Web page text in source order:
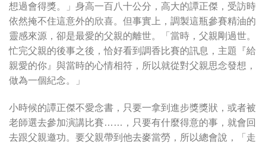
想過會得獎。」身高一百八十公分，高大的譚正傑，受訪時
依然掩不住這意外的欣喜。但事實上，調製這瓶參賽精油的
靈感來源，卻是最愛的父親的離世。「當時，父親剛過世。
忙完父親的後事之後，恰好看到調香比賽的訊息，主題『給
親愛的你』與當時的心情相符，所以就從對父親思念發想，
做為一個紀念。」
小時候的譚正傑不愛念書，只要一拿到進步獎獎狀，或者被
老師選去參加演講比賽……，只要有什麼得意的事，就會回
去跟父親邀功。要父親帶到他去麥當勞，所以總會說，「走